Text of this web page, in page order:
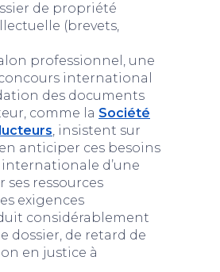
de propriété
(brevets,
professionnel, une
international
des documents
comme la Société
, insistent sur
anticiper ces besoins
internationale d’une
ses ressources
exigences
considérablement
dossier, de retard de
en justice à